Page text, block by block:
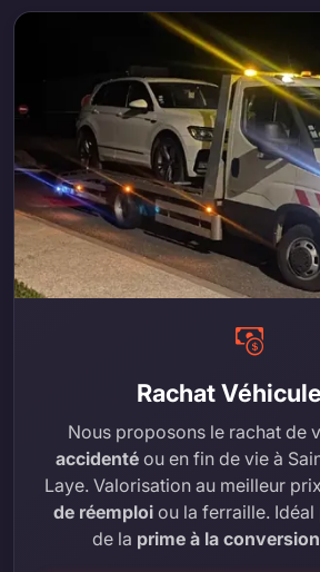
Rachat
Nous proposons le rachat de
accidenté ou en fin de vie à
Laye. Valorisation au meilleur
de réemploiou la ferraille.
de la prime à la conversion